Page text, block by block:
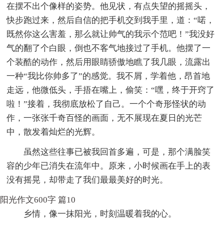
在摆不出个像样的姿势。他见状，有点失望的摇摇头，
快步跑过来，然后自信的把手机交到我手里，道：“喏，
既然你这么害羞，那么就让帅气的我示个范吧！”我没好
气的翻了个白眼，倒也不客气地接过了手机。他摆了一
个装酷的动作，然后用眼睛骄傲地瞧了我几眼，流露出
一种“我比你帅多了”的感觉。我不屑，学着他，昂首地
走远，他微低头，手捂在嘴上，偷笑：“嘿，终于开窍了
啦！”接着，我彻底放松了自己。一个个奇形怪状的动
作，一张张千奇百怪的画面，无不展现在夏日的光芒
中，散发着灿烂的光辉。
虽然这些往事已被我回首多遍，可是，那个满脸笑
容的少年已消失在流年中。原来，小时候画在手上的表
没有摇晃，却带走了我们最最美好的时光。
阳光作文600字 篇10
乡情，像一抹阳光，时刻温暖着我的心。